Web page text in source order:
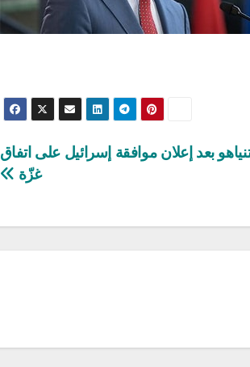
بعد إعلان موافقة إسرائيل على اتفاق
غزّة